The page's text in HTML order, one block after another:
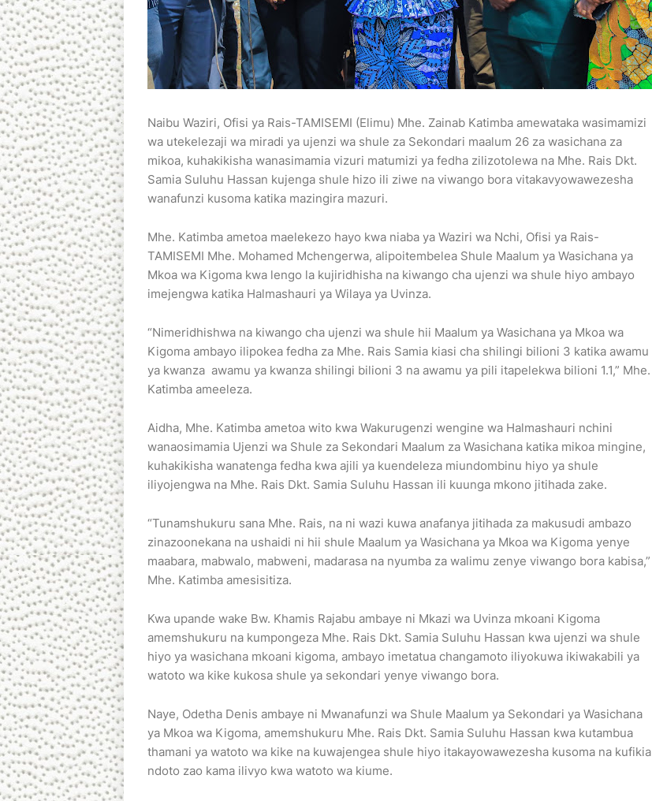
Naibu Waziri, Ofisi ya Rais-TAMISEMI (Elimu) Mhe. Zainab Katimba amewataka wasimamizi
wa utekelezaji wa miradi ya ujenzi wa shule za Sekondari maalum 26 za wasichana za
mikoa, kuhakikisha wanasimamia vizuri matumizi ya fedha zilizotolewa na Mhe. Rais Dkt.
Samia Suluhu Hassan kujenga shule hizo ili ziwe na viwango bora vitakavyowawezesha
wanafunzi kusoma katika mazingira mazuri.
Mhe. Katimba ametoa maelekezo hayo kwa niaba ya Waziri wa Nchi, Ofisi ya Rais-
TAMISEMI Mhe. Mohamed Mchengerwa, alipoitembelea Shule Maalum ya Wasichana ya
Mkoa wa Kigoma kwa lengo la kujiridhisha na kiwango cha ujenzi wa shule hiyo ambayo
imejengwa katika Halmashauri ya Wilaya ya Uvinza.
“Nimeridhishwa na kiwango cha ujenzi wa shule hii Maalum ya Wasichana ya Mkoa wa
Kigoma ambayo ilipokea fedha za Mhe. Rais Samia kiasi cha shilingi bilioni 3 katika awamu
ya kwanza awamu ya kwanza shilingi bilioni 3 na awamu ya pili itapelekwa bilioni 1.1,” Mhe.
Katimba ameeleza.
Aidha, Mhe. Katimba ametoa wito kwa Wakurugenzi wengine wa Halmashauri nchini
wanaosimamia Ujenzi wa Shule za Sekondari Maalum za Wasichana katika mikoa mingine,
kuhakikisha wanatenga fedha kwa ajili ya kuendeleza miundombinu hiyo ya shule
iliyojengwa na Mhe. Rais Dkt. Samia Suluhu Hassan ili kuunga mkono jitihada zake.
“Tunamshukuru sana Mhe. Rais, na ni wazi kuwa anafanya jitihada za makusudi ambazo
zinazoonekana na ushaidi ni hii shule Maalum ya Wasichana ya Mkoa wa Kigoma yenye
maabara, mabwalo, mabweni, madarasa na nyumba za walimu zenye viwango bora kabisa,”
Mhe. Katimba amesisitiza.
Kwa upande wake Bw. Khamis Rajabu ambaye ni Mkazi wa Uvinza mkoani Kigoma
amemshukuru na kumpongeza Mhe. Rais Dkt. Samia Suluhu Hassan kwa ujenzi wa shule
hiyo ya wasichana mkoani kigoma, ambayo imetatua changamoto iliyokuwa ikiwakabili ya
watoto wa kike kukosa shule ya sekondari yenye viwango bora.
Naye, Odetha Denis ambaye ni Mwanafunzi wa Shule Maalum ya Sekondari ya Wasichana
ya Mkoa wa Kigoma, amemshukuru Mhe. Rais Dkt. Samia Suluhu Hassan kwa kutambua
thamani ya watoto wa kike na kuwajengea shule hiyo itakayowawezesha kusoma na kufikia
ndoto zao kama ilivyo kwa watoto wa kiume.